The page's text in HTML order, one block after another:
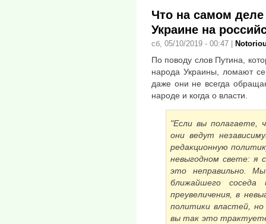
Что на самом
Украине на
сб, 05/10/2019 - 00:47 |
По поводу слов Путина,
народа Украины, ломают
даже они не всегда
народе и когда о власти.
"Если вы полагаете,
они ведут
редакционную
невыгодном свете: я
это неправильно.
ближайшего соседа
преувеличения, в
политики властей,
вы так это